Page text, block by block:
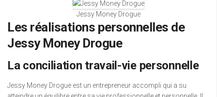
Jessy Money Drogue
Les réalisations personnelles de
Jessy Money Drogue
La conciliation travail-vie personnelle
Jessy Money Drogue est un entrepreneur accompli qui a su